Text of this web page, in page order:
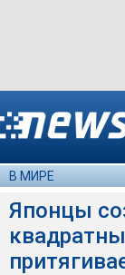
В МИРЕ
Японцы